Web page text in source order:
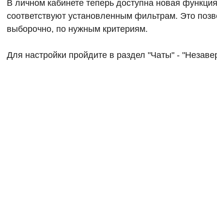
В личном кабинете теперь доступна новая
соответствуют установленным фильтрам. Это
выборочно, по нужным критериям.
Для настройки пройдите в раздел "Чаты" -